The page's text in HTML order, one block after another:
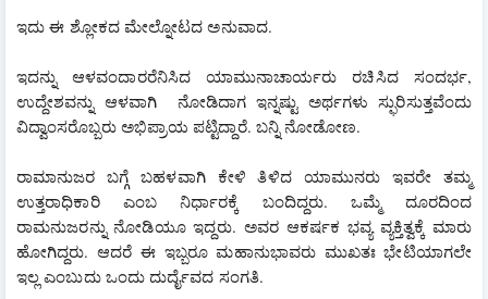
ಇದು ಈ ಶ್ಲೋಕದ ಮೇಲ್ನೋಟದ ಅನುವಾದ.
ಇದನ್ನು ಆಳವಂದಾರರೆನಿಸಿದ ಯಾಮುನಾಚಾರ್ಯರು ರಚಿಸಿದ ಸಂದರ್ಭ,
ಉದ್ದೇಶವನ್ನು ಆಳವಾಗಿ  ನೋಡಿದಾಗ ಇನ್ನಷ್ಟು ಅರ್ಥಗಳು ಸ್ಫುರಿಸುತ್ತವೆಂದು
ವಿದ್ವಾಂಸರೊಬ್ಬರು ಅಭಿಪ್ರಾಯ ಪಟ್ಟಿದ್ದಾರೆ. ಬನ್ನಿ ನೋಡೋಣ.
ರಾಮಾನುಜರ ಬಗ್ಗೆ ಬಹಳವಾಗಿ ಕೇಳಿ ತಿಳಿದ ಯಾಮುನರು ಇವರೇ ತಮ್ಮ
ಉತ್ತರಾಧಿಕಾರಿ ಎಂಬ ನಿರ್ಧಾರಕ್ಕೆ ಬಂದಿದ್ದರು. ಒಮ್ಮೆ ದೂರದಿಂದ
ರಾಮನುಜರನ್ನು ನೋಡಿಯೂ ಇದ್ದರು. ಅವರ ಆಕರ್ಷಕ ಭವ್ಯ ವ್ಯಕ್ತಿತ್ವಕ್ಕೆ ಮಾರು
ಹೋಗಿದ್ದರು. ಆದರೆ ಈ ಇಬ್ಬರೂ ಮಹಾನುಭಾವರು ಮುಖತಃ ಭೇಟಿಯಾಗಲೇ
ಇಲ್ಲ ಎಂಬುದು ಒಂದು ದುರ್ದೈವದ ಸಂಗತಿ.